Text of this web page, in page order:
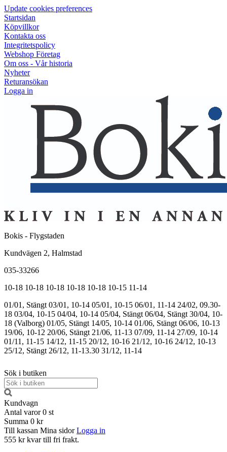
Update cookies preferences
Startsidan
Köpvillkor
Kontakta oss
Integritetspolicy
Webshop Företag
Om oss - Vår historia
Nyheter
Returansökan
Logga in
Bokis - Flygstaden
Kundvägen 2, Halmstad
035-33266
10-18 10-18 10-18 10-18 10-18 10-15 11-14
01/01, Stängt 03/01, 10-14 05/01, 10-15 06/01, 11-14 24/02, 09.30-
18 03/04, 10-15 04/04, 10-14 05/04, Stängt 06/04, Stängt 30/04, 10-
18 (Valborg) 01/05, Stängt 14/05, 10-14 01/06, Stängt 06/06, 10-13
19/06, 10-12 20/06, Stängt 21/06, 11-13 07/09, 11-14 27/09, 10-14
01/11, 11-15 14/12, 11-15 20/12, 10-16 21/12, 10-16 24/12, 10-13
25/12, Stängt 26/12, 11-13.30 31/12, 11-14
Sök i butiken
Kundvagn
Antal varor 0 st
Summa 0 kr
Till kassan Mina sidor Logga in
555 kr kvar till fri frakt.